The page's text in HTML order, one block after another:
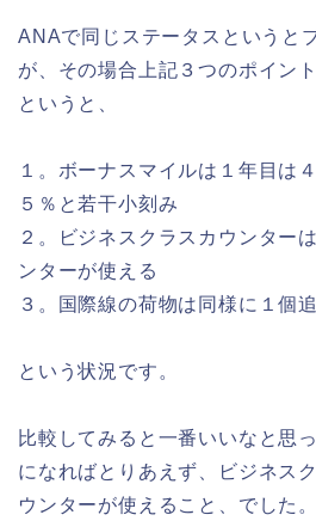
ANAで同じステータスというと
が、その場合上記３つのポイン
というと、
１。ボーナスマイルは１年目は
５％と若干小刻み
２。ビジネスクラスカウンター
ンターが使える
３。国際線の荷物は同様に１個
という状況です。
比較してみると一番いいなと思
になればとりあえず、ビジネス
ウンターが使えること、でした